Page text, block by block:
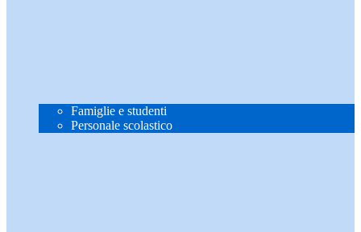
Famiglie e studenti
Personale scolastico